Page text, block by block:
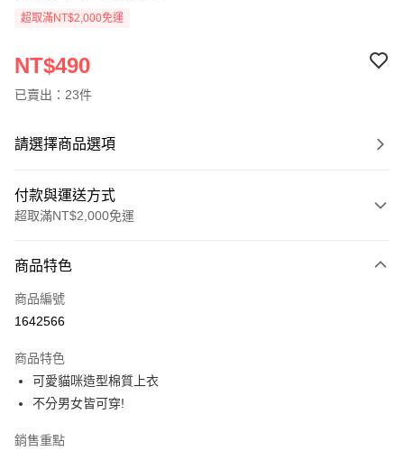
超取滿NT$2,000免運
NT$490
已賣出：23件
請選擇商品選項
付款與運送方式
超取滿NT$2,000免運
信用卡一次付款
超商取貨付款
Apple Pay
Google Pay
ATM付款
商品特色
商品編號
1642566
商品特色
可愛貓咪造型棉質上衣
不分男女皆可穿!
銷售重點